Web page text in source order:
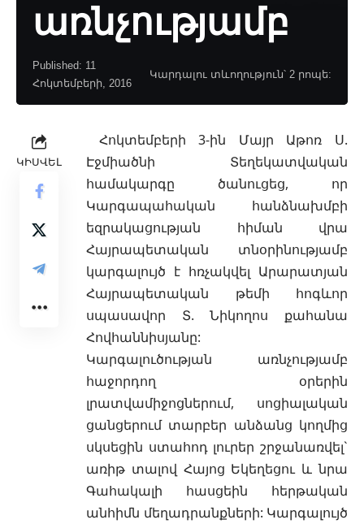
առնչությամբ
Published: 11
Հոկտեմբերի, 2016
Կարդալու տևողություն՝ 2 րոպե:
ԿԻՍՎԵԼ
Հոկտեմբերի 3-ին Մայր Աթոռ Ս.
Էջմիածնի Տեղեկատվական
համակարգը ծանուցեց, որ
Կարգապահական հանձնախմբի
եզրակացության հիման վրա
Հայրապետական տնօրինությամբ
կարգալույծ է հռչակվել Արարատյան
Հայրապետական թեմի հոգևոր
սպասավոր Տ. Նիկողոս քահանա
Հովհաննիսյանը:
Կարգալուծության առնչությամբ
հաջորդող օրերին
լրատվամիջոցներում, սոցիալական
ցանցերում տարբեր անձանց կողմից
սկսեցին ստահոդ լուրեր շրջանառվել`
առիթ տալով Հայոց Եկեղեցու և նրա
Գահակալի հասցեին հերթական
անհիմն մեղադրանքների: Կարգալույծ